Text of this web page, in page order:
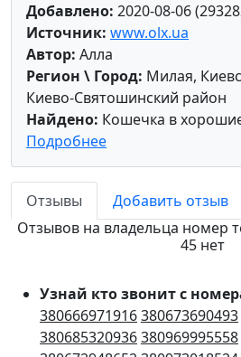
Добавлено: 2020-08-06
Источник: www.olx.ua
Автор: Алла
Регион \ Город: Милая,
Киево-Святошинский район
Найдено: Кошечка в
Подробнее
Отзывы
Добавить отзыв
Отзывов на владельца номер
45 нет
Узнай кто звонит с
380666971916380673690493
380685320936380969995558